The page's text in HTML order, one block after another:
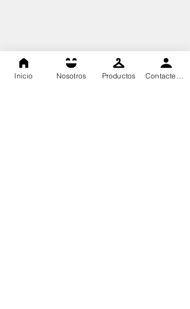
Inicio Nosotros Productos